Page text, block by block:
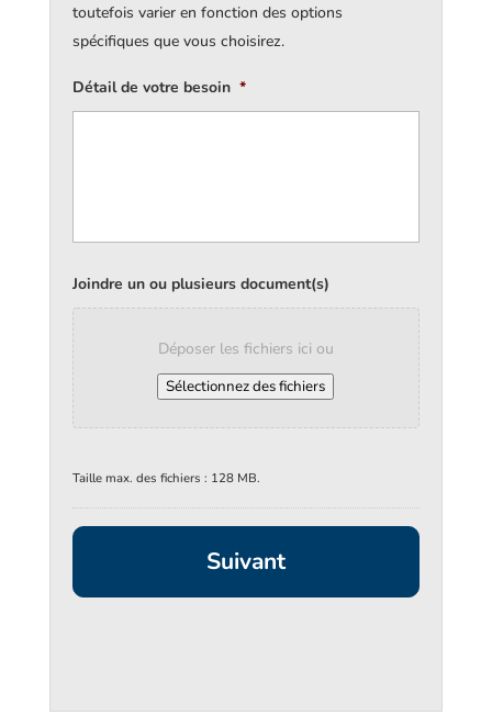
toutefois varier en fonction des options
spécifiques que vous choisirez.
Détail de votre besoin *
Joindre un ou plusieurs document(s)
Déposer les fichiers ici ou
Sélectionnez des fichiers
Taille max. des fichiers : 128 MB.